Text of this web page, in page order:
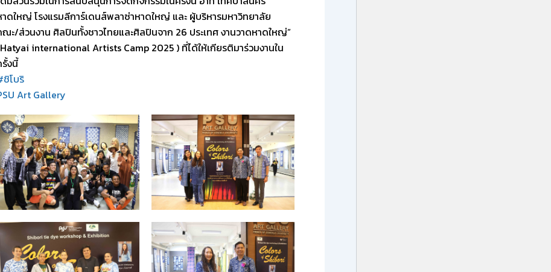
ดใหญ่ โรงแรมลีการ์เดนส์พลาซ่าหาดใหญ่ และ ผู้บริหารมหาวิทยาลัย
ะ/ส่วนงาน ศิลปินทั้งชาวไทยและศิลปินจาก 26 ประเทศ งานวาดหาดใหญ่”
international Artists Camp 2025 ) ที่ได้ให้เกียรติมาร่วมงานใน
งนี้
โบริ
Art Gallery